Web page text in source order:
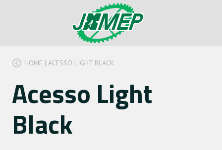
HOME | ACESSO LIGHT BLACK
Acesso Light
Black